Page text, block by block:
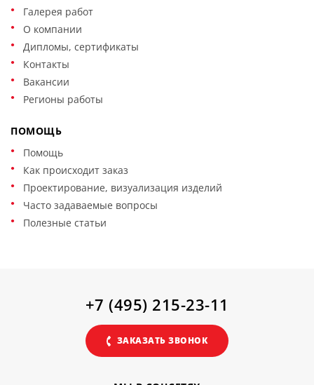
Галерея работ
О компании
Дипломы, сертификаты
Контакты
Вакансии
Регионы работы
ПОМОЩЬ
Помощь
Как происходит заказ
Проектирование, визуализация изделий
Часто задаваемые вопросы
Полезные статьи
+7 (495) 215-23-11
ЗАКАЗАТЬ ЗВОНОК